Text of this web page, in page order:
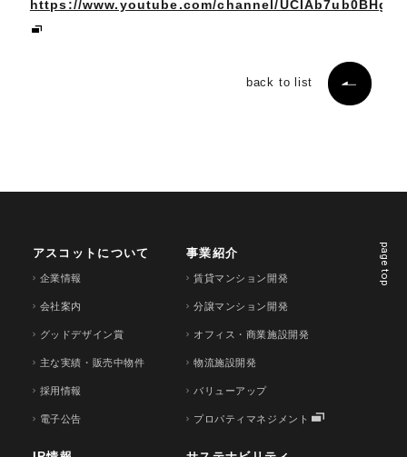
https://www.youtube.com/channel/
back to list
page top
アスコットについて
企業情報
会社案内
グッドデザイン賞
主な実績・販売中物件
採用情報
電子公告
事業紹介
賃貸マンション開発
分譲マンション開発
オフィス・商業施設開発
物流施設開発
バリューアップ
プロパティマネジメント